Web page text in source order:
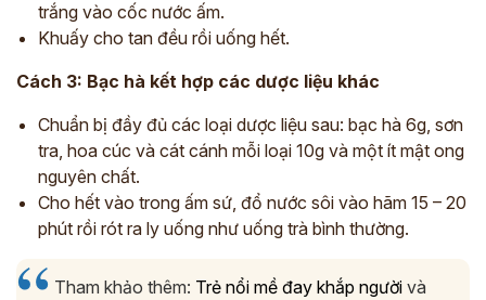
trắng vào cốc nước ấm.
Khuấy cho tan đều rồi uống hết.
Cách 3: Bạc hà kết hợp các dược liệu khác
Chuẩn bị đầy đủ các loại dược liệu sau: bạc hà 6g, sơn
tra, hoa cúc và cát cánh mỗi loại 10g và một ít mật ong
nguyên chất.
Cho hết vào trong ấm sứ, đổ nước sôi vào hãm 15 – 20
phút rồi rót ra ly uống như uống trà bình thường.
Tham khảo thêm: Trẻ nổi mề đay khắp người và